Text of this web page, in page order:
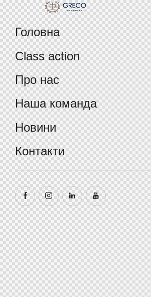
Головна
Class action
Про нас
Наша команда
Новини
Контакти